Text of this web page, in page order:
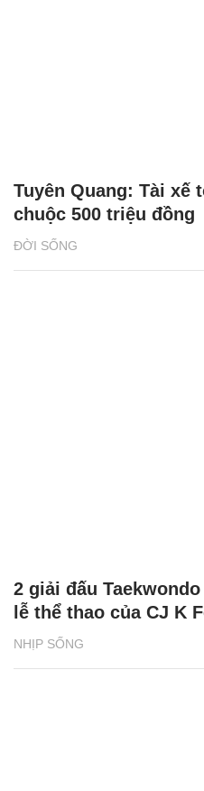
ĐỜI SỐNG
Tuyên Quang: Tài xế
chuộc 500 triệu đồng
NHỊP SỐNG
2 giải đấu
lễ thể thao của CJ K